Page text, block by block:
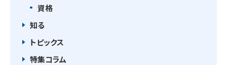
資格
知る
トピックス
特集コラム